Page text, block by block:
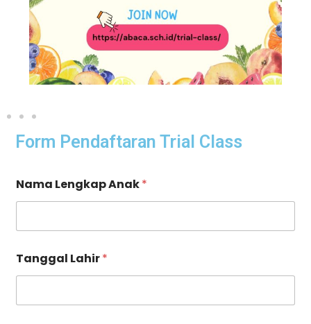
Form Pendaftaran Trial Class
Nama Lengkap Anak*
a
n
g
Tanggal Lahir*